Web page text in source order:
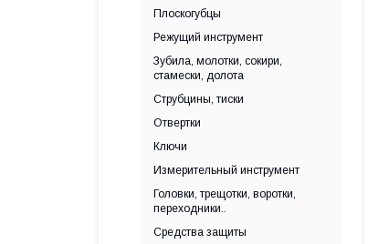
Плоскогубцы
Режущий инструмент
Зубила, молотки, сокири,
стамески, долота
Струбцины, тиски
Отвертки
Ключи
Измерительный инструмент
Головки, трещотки, воротки,
переходники..
Средства защиты